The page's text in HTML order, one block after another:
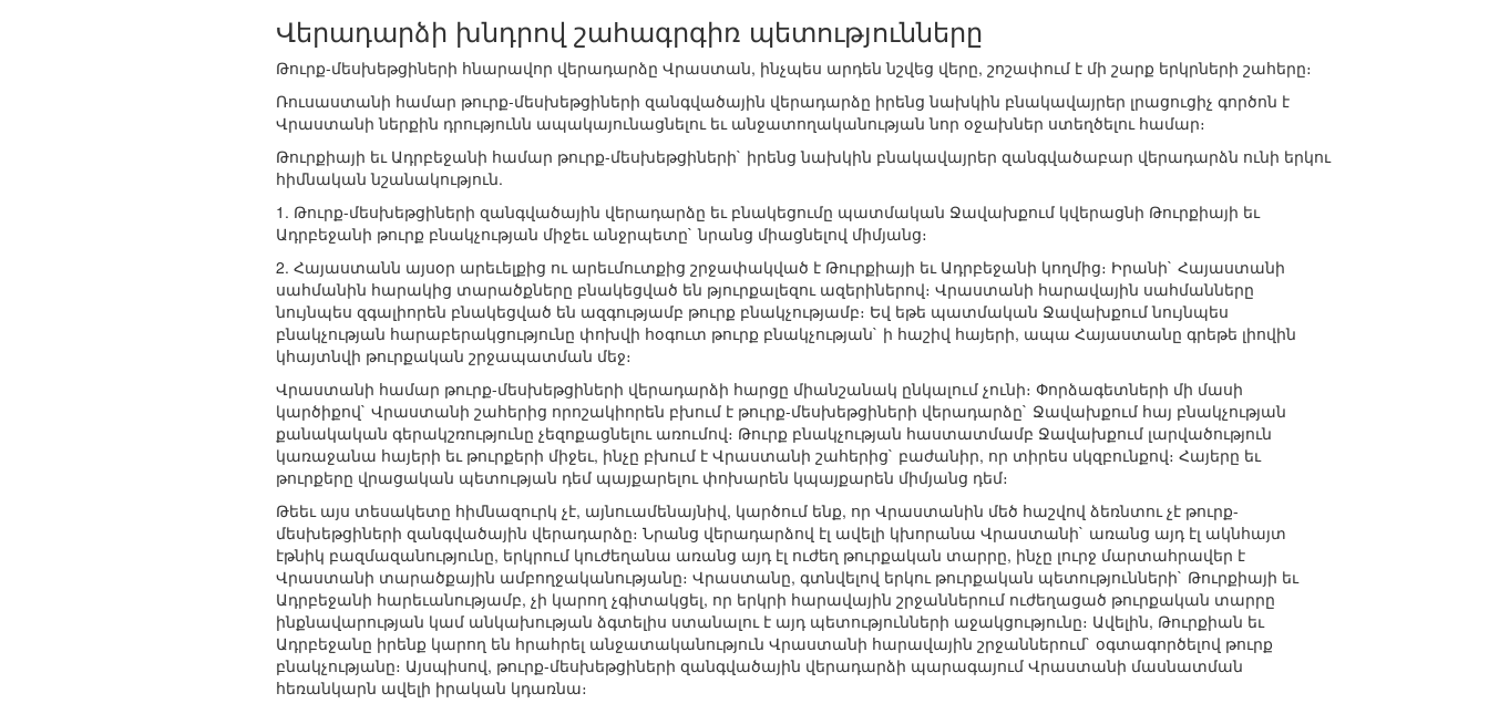
Վերադարձի խնդրով շահագրգիռ պետությունները
Թուրք-մեսխեթցիների հնարավոր վերադարձը Վրաստան, ինչպես արդեն նշվեց վերը, շոշափում է մի շարք երկրների շահերը։
Ռուսաստանի համար թուրք-մեսխեթցիների զանգվածային վերադարձը իրենց նախկին բնակավայրեր լրացուցիչ գործոն է
Վրաստանի ներքին դրությունն ապակայունացնելու եւ անջատողականության նոր օջախներ ստեղծելու համար։
Թուրքիայի եւ Ադրբեջանի համար թուրք-մեսխեթցիների` իրենց նախկին բնակավայրեր զանգվածաբար վերադարձն ունի երկու
հիմնական նշանակություն.
1. Թուրք-մեսխեթցիների զանգվածային վերադարձը եւ բնակեցումը պատմական Ջավախքում կվերացնի Թուրքիայի եւ
Ադրբեջանի թուրք բնակչության միջեւ անջրպետը` նրանց միացնելով միմյանց։
2. Հայաստանն այսօր արեւելքից ու արեւմուտքից շրջափակված է Թուրքիայի եւ Ադրբեջանի կողմից։ Իրանի` Հայաստանի
սահմանին հարակից տարածքները բնակեցված են թյուրքալեզու ազերիներով։ Վրաստանի հարավային սահմանները
նույնպես զգալիորեն բնակեցված են ազգությամբ թուրք բնակչությամբ։ Եվ եթե պատմական Ջավախքում նույնպես
բնակչության հարաբերակցությունը փոխվի հօգուտ թուրք բնակչության` ի հաշիվ հայերի, ապա Հայաստանը գրեթե լիովին
կհայտնվի թուրքական շրջապատման մեջ։
Վրաստանի համար թուրք-մեսխեթցիների վերադարձի հարցը միանշանակ ընկալում չունի։ Փորձագետների մի մասի
կարծիքով` Վրաստանի շահերից որոշակիորեն բխում է թուրք-մեսխեթցիների վերադարձը` Ջավախքում հայ բնակչության
քանակական գերակշռությունը չեզոքացնելու առումով։ Թուրք բնակչության հաստատմամբ Ջավախքում լարվածություն
կառաջանա հայերի եւ թուրքերի միջեւ, ինչը բխում է Վրաստանի շահերից` բաժանիր, որ տիրես սկզբունքով։ Հայերը եւ
թուրքերը վրացական պետության դեմ պայքարելու փոխարեն կպայքարեն միմյանց դեմ։
Թեեւ այս տեսակետը հիմնազուրկ չէ, այնուամենայնիվ, կարծում ենք, որ Վրաստանին մեծ հաշվով ձեռնտու չէ թուրք-
մեսխեթցիների զանգվածային վերադարձը։ Նրանց վերադարձով էլ ավելի կխորանա Վրաստանի` առանց այդ էլ ակնհայտ
էթնիկ բազմազանությունը, երկրում կուժեղանա առանց այդ էլ ուժեղ թուրքական տարրը, ինչը լուրջ մարտահրավեր է
Վրաստանի տարածքային ամբողջականությանը։ Վրաստանը, գտնվելով երկու թուրքական պետությունների` Թուրքիայի եւ
Ադրբեջանի հարեւանությամբ, չի կարող չգիտակցել, որ երկրի հարավային շրջաններում ուժեղացած թուրքական տարրը
ինքնավարության կամ անկախության ձգտելիս ստանալու է այդ պետությունների աջակցությունը։ Ավելին, Թուրքիան եւ
Ադրբեջանը իրենք կարող են հրահրել անջատականություն Վրաստանի հարավային շրջաններում` օգտագործելով թուրք
բնակչությանը։ Այսպիսով, թուրք-մեսխեթցիների զանգվածային վերադարձի պարագայում Վրաստանի մասնատման
հեռանկարն ավելի իրական կդառնա։